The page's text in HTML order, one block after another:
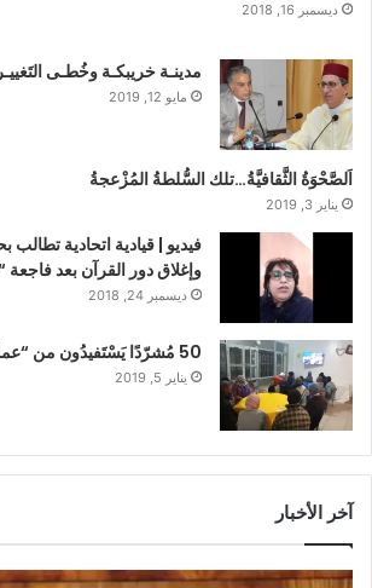
ديسمبر 16, 2018
مدينـة خريبكـة وخُطـى التَغييـر
مايو 12, 2019
اَلصَّحْوَةُ الثَّقافيَّةُ…تلك السُّلطةُ المُزْعجةُ
يناير 3, 2019
فيديو | قيادية اتحادية تطالب
وإغلاق دور القرآن بعد
ديسمبر 24, 2018
50 مُشرّدًا يَسْتَفيدُون من “عملية دفء” بخريبكة
يناير 5, 2019
آخر الأخبار